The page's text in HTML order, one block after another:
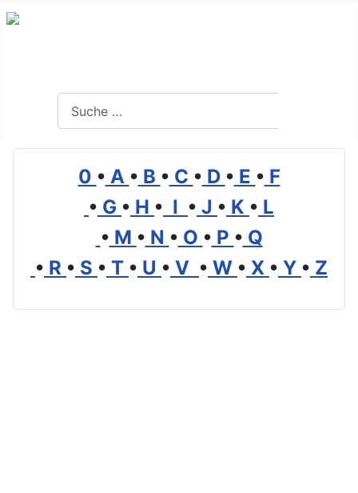
0 • A • B • C • D • E • F
• G • H • I • J • K • L
• M • N • O • P • Q
• R • S • T • U • V • W • X • Y • Z